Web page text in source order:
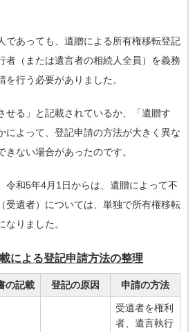
であっても、遺贈による所有権移転登記
者（または遺言者の相続人全員）を義務
行う必要がありました。
せる」と記載されているか、「遺贈す
によって、登記申請の方法が大きく異な
きない場合があったのです。
令和5年4月1日からは、遺贈によって不
受遺者）については、単独で所有権移転
りました。
による登記申請方法の整理
の記載 登記の原因 申請の方法
受遺者を権利
者、遺言執行